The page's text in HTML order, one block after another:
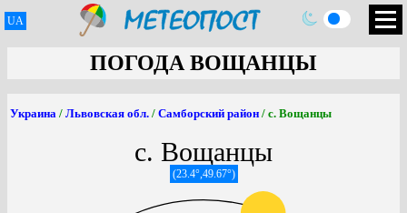
UA
ПОГОДА ВОЩАНЦЫ
Украина / Львовская обл. / Самборский район / с. Вощанцы
с. Вощанцы
(23.4°,49.67°)